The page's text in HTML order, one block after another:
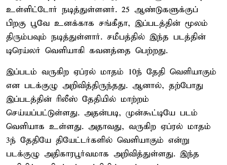
உள்ளிட்டோர் நடித்துள்ளனர். 25 ஆண்டுகளுக்குப்
பிறகு பூவே உனக்காக சங்கீதா, இப்படத்தின் மூலம்
திரும்பவும் நடித்துள்ளார். சமீபத்தில் இந்த படத்தின்
டிரெய்லர் வெளியாகி கவனத்தை பெற்றது.
இப்படம் வருகிற ஏப்ரல் மாதம் 10ந் தேதி வெளியாகும்
என படக்குழு அறிவித்திருந்தது. ஆனால், தற்போது
இப்படத்தின் ரிலீஸ் தேதியில் மாற்றம்
செய்யப்பட்டுள்ளது. அதன்படி, முன்கூட்டியே படம்
வெளியாக உள்ளது. அதாவது, வருகிற ஏப்ரல் மாதம்
3ந் தேதியே தியேட்டர்களில் வெளியாகும் என்று
படக்குழு அதிகாரபூர்வமாக அறிவித்துள்ளது. இந்த